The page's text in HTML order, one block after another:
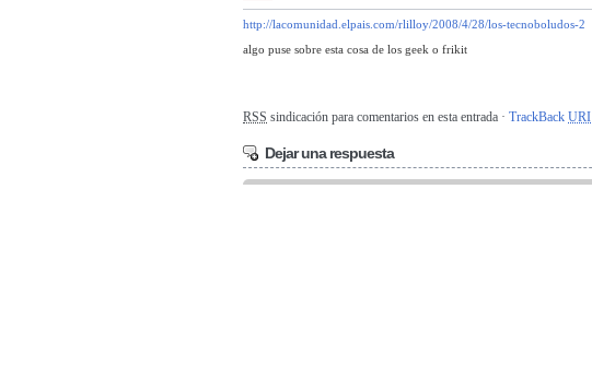
http://lacomunidad.elpais.com/rlilloy/2008/4/28/los-tecnoboludos-2
algo puse sobre esta cosa de los geek o frikit
RSS sindicación para comentarios en esta entrada · TrackBack URI
Dejar una respuesta